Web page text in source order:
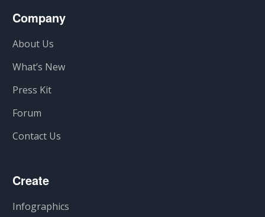
Company
About Us
What’s New
Press Kit
Forum
Contact Us
Create
Infographics